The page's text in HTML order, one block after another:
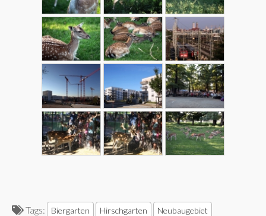
Tags: Biergarten Hirschgarten Neubaugebiet